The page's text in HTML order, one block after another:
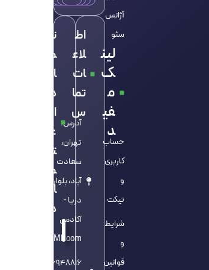
آژانس
سئو
لین
ک
م
فی
د
حساب
کاربری
و
تیکت
شرایط
و
قوانین
اط
لاع
ات
تما
س
آدرس:
تهران،
سعادت
آباد، بلوار
دریا -
آکادمی
‌‌DMRoom
02166948816
ن
م
ا
د
ا
ع
ت
م
ا
د